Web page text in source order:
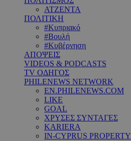
ΑΤΖΕΝΤΑ
ΠΟΛΙΤΙΚΗ
#Κυπριακό
#Βουλή
#Κυβέρνηση
ΑΠΟΨΕΙΣ
VIDEOS & PODCASTS
TV ΟΔΗΓΟΣ
PHILENEWS NETWORK
EN.PHILENEWS.COM
LIKE
GOAL
ΧΡΥΣΕΣ ΣΥΝΤΑΓΕΣ
KARIERA
IN-CYPRUS PROPERTY